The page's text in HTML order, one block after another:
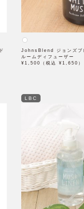
JohnsBlend ジョンズブ
ルームディフューザー
¥1,500（税込 ¥1,650）
LBC